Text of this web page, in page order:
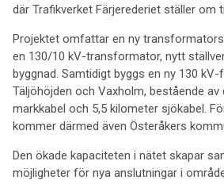
där Trafikverket Färjerederiet ställer om
Projektet omfattar en ny
en 130/10 kV-transformator, nytt
byggnad. Samtidigt byggs en ny 130
Täljöhöjden och Vaxholm, bestående
markkabel och 5,5 kilometer sjökabel.
kommer därmed även Österåkers
Den ökade kapaciteten i nätet skapar
möjligheter för nya anslutningar i